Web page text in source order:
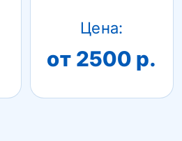
Цена:
от 2500 р.